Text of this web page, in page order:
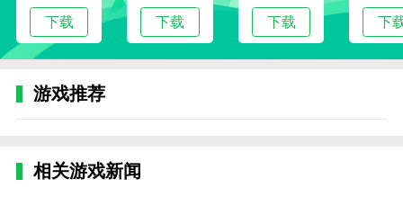
警车追捕模拟器游戏评测
警车追捕模拟器是一款非常逼真、高度自由、多样创新
的城市驾驶模拟游戏警车。其真实的驾驶体验，高度逼
真的视觉效果，个性化的警车选择，都为玩家带来了出
色的游戏体验。同时，游戏中支持多人模式也增加了游
下载 下载 下载 下
游戏推荐
相关游戏新闻